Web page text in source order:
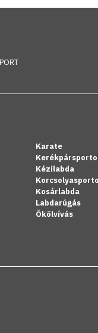
Karate
Kézilabda
Kosárlabda
Labdarúgás
Ökölvívás